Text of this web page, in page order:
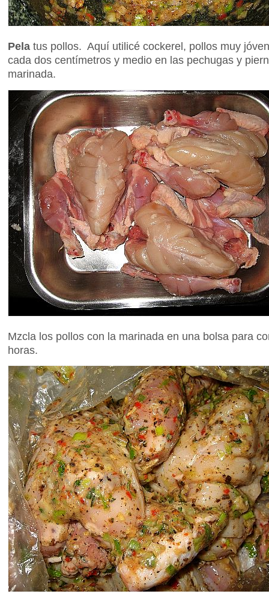
Pela tus pollos. Aquí utilicé cockerel, pollos muy
cada dos centímetros y medio en las pechugas y
marinada.
Mzcla los pollos con la marinada en una bolsa para
horas.